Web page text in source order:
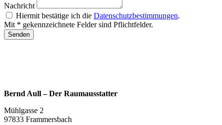
Nachricht
Hiermit bestätige ich die Datenschutzbestimmungen.
Mit * gekennzeichnete Felder sind Pflichtfelder.
Senden
Bernd Aull – Der Raumausstatter
Mühlgasse 2
97833 Frammersbach